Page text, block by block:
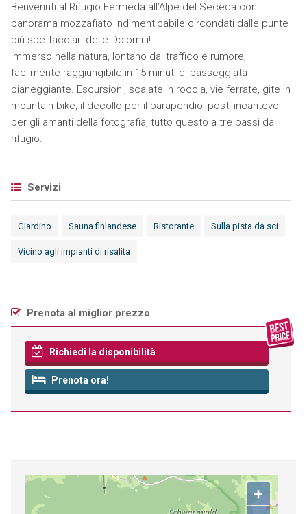
Benvenuti al Rifugio Fermeda all’Alpe del Seceda con
panorama mozzafiato indimenticabile circondati dalle punte
più spettacolari delle Dolomiti!
Immerso nella natura, lontano dal traffico e rumore,
facilmente raggiungibile in 15 minuti di passeggiata
pianeggiante. Escursioni, scalate in roccia, vie ferrate, gite in
mountain bike, il decollo per il parapendio, posti incantevoli
per gli amanti della fotografia, tutto questo a tre passi dal
rifugio.
Servizi
Giardino Sauna finlandese Ristorante Sulla pista da sci
Vicino agli impianti di risalita
Prenota al miglior prezzo
Richiedi la disponibilità
Prenota ora!
+